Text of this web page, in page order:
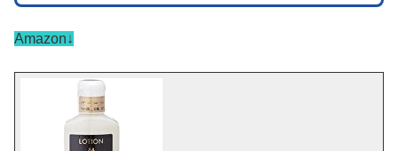
Amazon↓